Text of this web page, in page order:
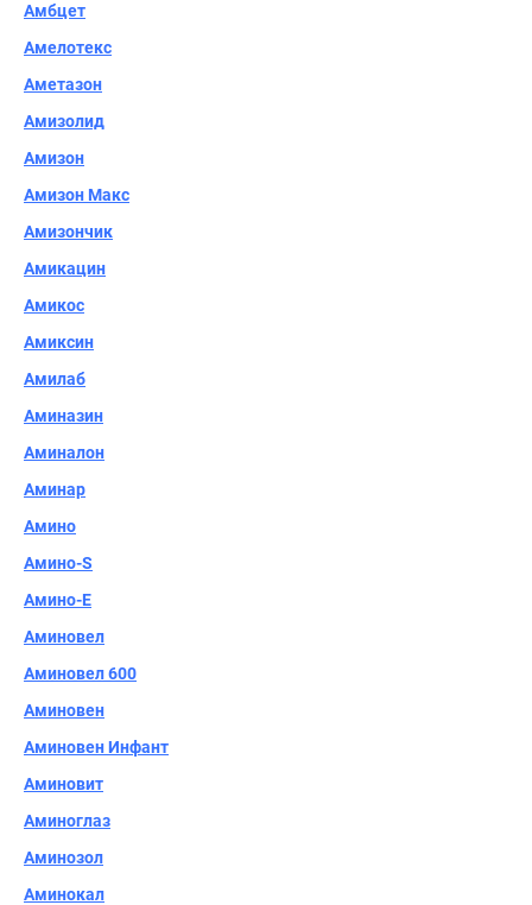
Амбцет
Амелотекс
Аметазон
Амизолид
Амизон
Амизон Макс
Амизончик
Амикацин
Амикос
Амиксин
Амилаб
Аминазин
Аминалон
Аминар
Амино
Амино-S
Амино-Е
Аминовел
Аминовел 600
Аминовен
Аминовен Инфант
Аминовит
Аминоглаз
Аминозол
Аминокал